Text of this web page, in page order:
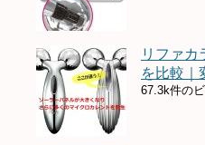
リファカ
を比較｜
67.3k件の